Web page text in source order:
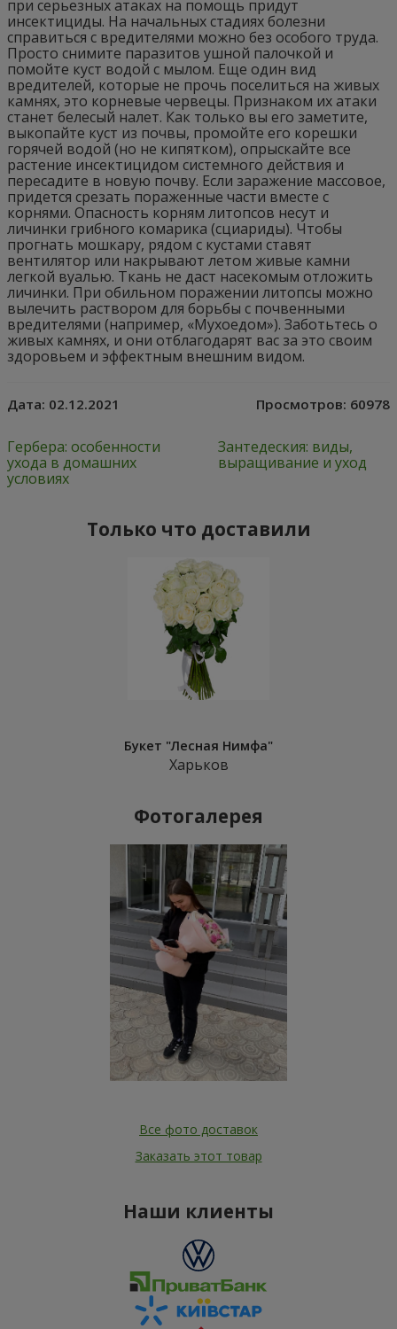
при серьезных атаках на помощь придут
инсектициды. На начальных стадиях болезни
справиться с вредителями можно без особого труда.
Просто снимите паразитов ушной палочкой и
помойте куст водой с мылом. Еще один вид
вредителей, которые не прочь поселиться на живых
камнях, это корневые червецы. Признаком их атаки
станет белесый налет. Как только вы его заметите,
выкопайте куст из почвы, промойте его корешки
горячей водой (но не кипятком), опрыскайте все
растение инсектицидом системного действия и
пересадите в новую почву. Если заражение массовое,
придется срезать пораженные части вместе с
корнями. Опасность корням литопсов несут и
личинки грибного комарика (сциариды). Чтобы
прогнать мошкару, рядом с кустами ставят
вентилятор или накрывают летом живые камни
легкой вуалью. Ткань не даст насекомым отложить
личинки. При обильном поражении литопсы можно
вылечить раствором для борьбы с почвенными
вредителями (например, «Мухоедом»). Заботьтесь о
живых камнях, и они отблагодарят вас за это своим
здоровьем и эффектным внешним видом.
Дата: 02.12.2021 Просмотров: 60978
Гербера: особенности
ухода в домашних
условиях
Зантедеския: виды,
выращивание и уход
Только что доставили
Букет "Лесная Нимфа"
Харьков
Фотогалерея
Все фото доставок
Заказать этот товар
Наши клиенты